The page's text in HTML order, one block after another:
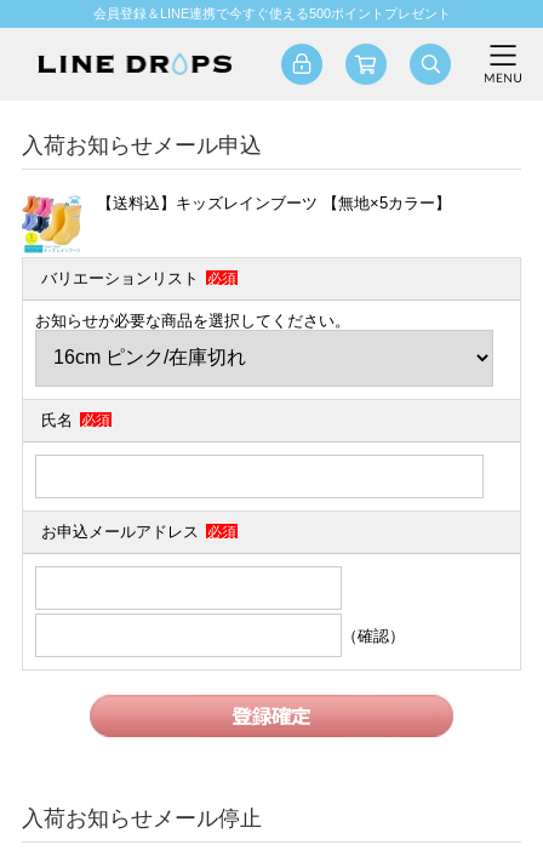
会員登録＆LINE連携で今すぐ使える500ポイントプレゼント
入荷お知らせメール申込
【送料込】キッズレインブーツ 【無地×5カラー】
バリエーションリスト 必須
お知らせが必要な商品を選択してください。
氏名 必須
お申込メールアドレス 必須
（確認）
入荷お知らせメール停止